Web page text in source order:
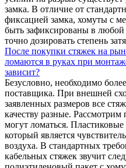
замка. В отличие от
фиксацией замка, хомуты с
быть зафиксированы в любой
точно дозировать степень
После покупки стяжек на
ломаются в руках при
зависит?
Безусловно, необходимо
поставщика. При внешней
заявленных размеров все
качеству разные.
могут ломаться.
который является
воздуха. В стандартных
кабельных стяжек звучит